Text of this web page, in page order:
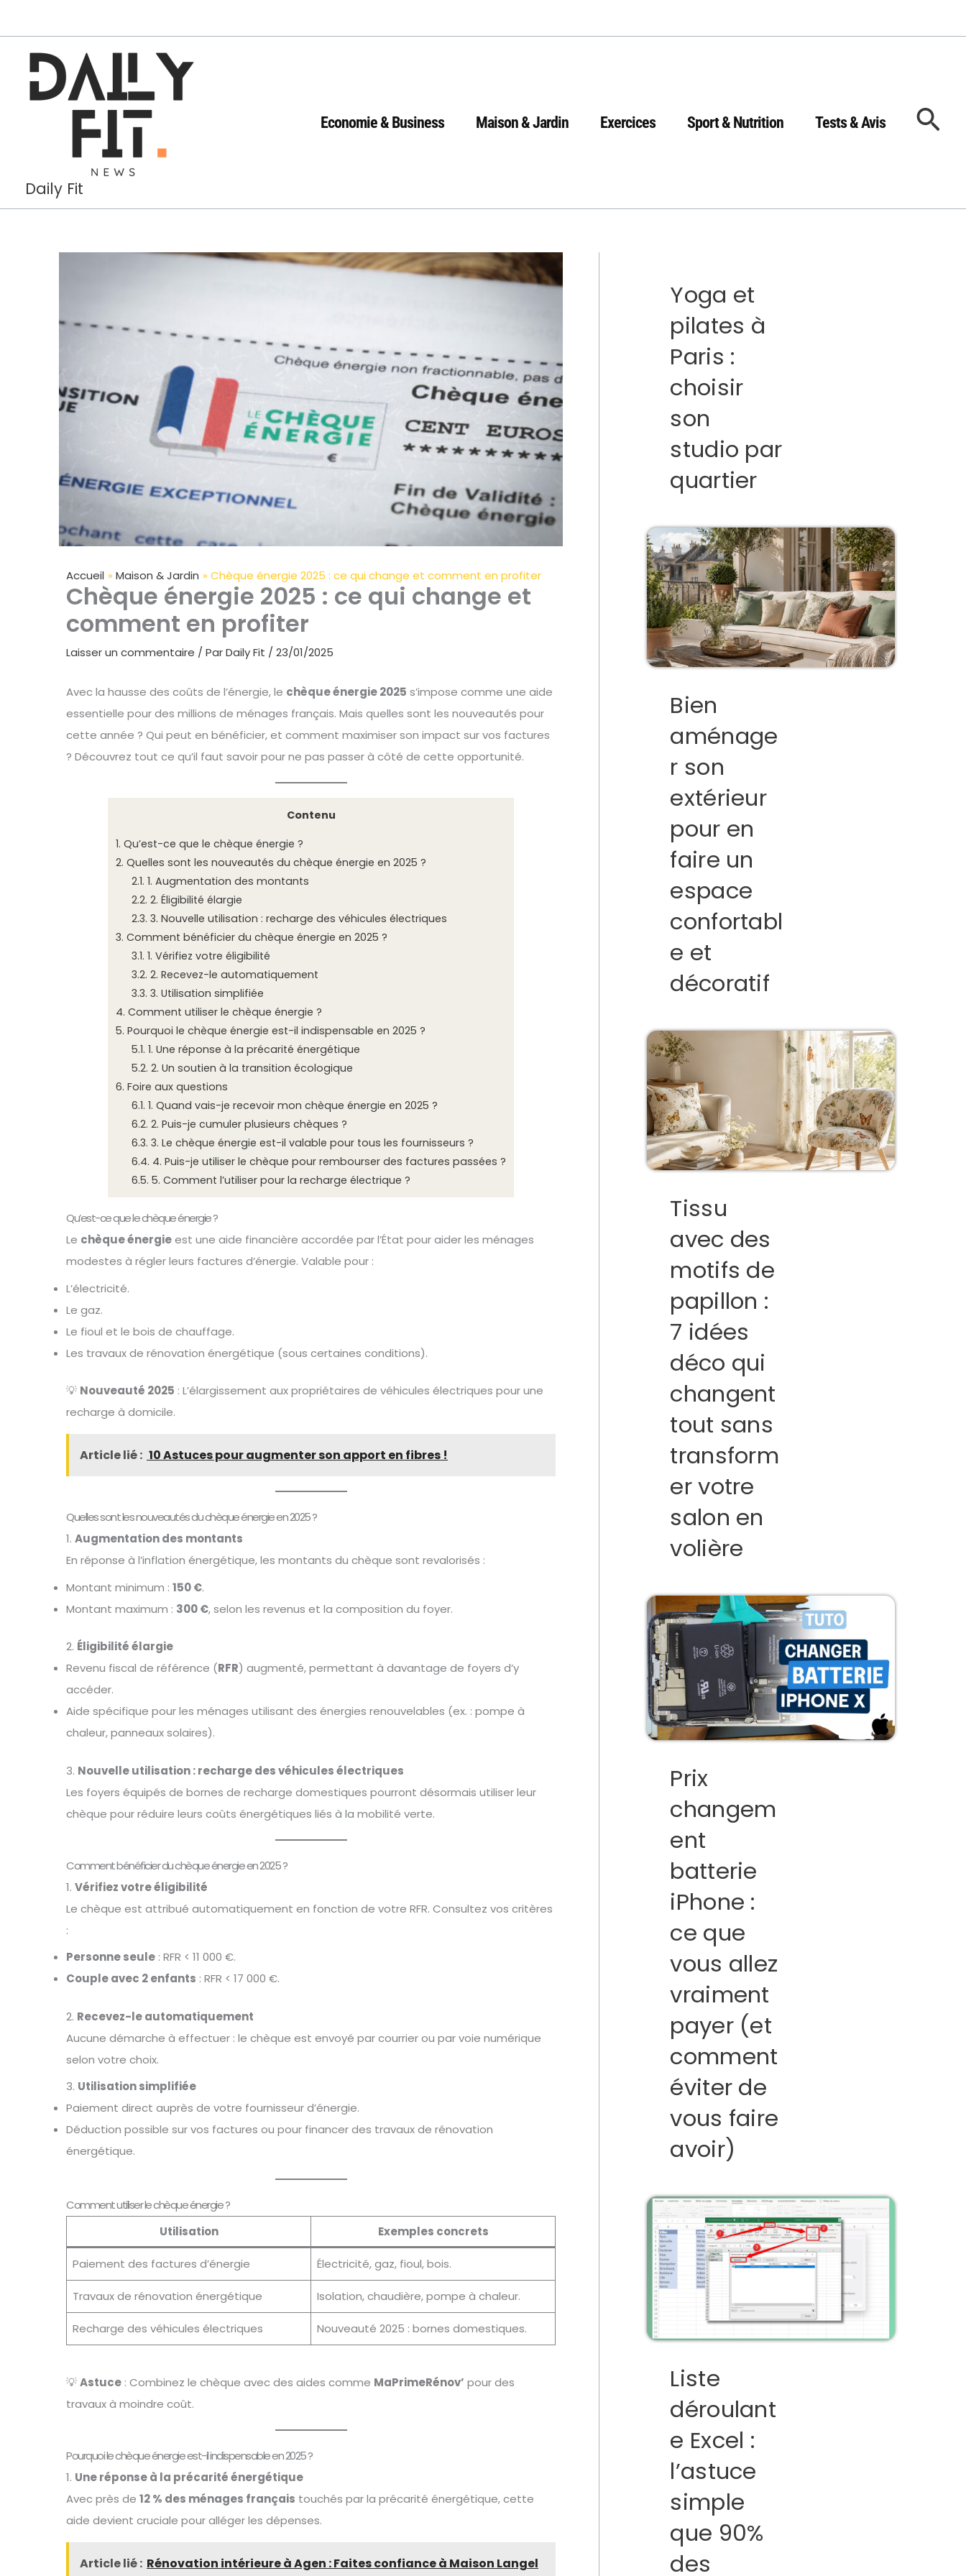
Daily Fit
Economie & Business Maison & Jardin Exercices Sport & Nutrition Tests & Avis
Accueil Maison & Jardin Chèque énergie 2025 : ce qui change et comment en profiter
Chèque énergie 2025 : ce qui change et
comment en profiter
Laisser un commentaire / ParDaily Fit / 23/01/2025
Avec la hausse des coûts de l’énergie, le chèque énergie 2025 s’impose comme une aide
essentielle pour des millions de ménages français. Mais quelles sont les nouveautés pour
cette année ? Qui peut en bénéficier, et comment maximiser son impact sur vos factures
? Découvrez tout ce qu’il faut savoir pour ne pas passer à côté de cette opportunité.
Contenu
1. Qu’est-ce que le chèque énergie ?
2. Quelles sont les nouveautés du chèque énergie en 2025 ?
2.1. 1. Augmentation des montants
2.2. 2. Éligibilité élargie
2.3. 3. Nouvelle utilisation : recharge des véhicules électriques
3. Comment bénéficier du chèque énergie en 2025 ?
3.1. 1. Vérifiez votre éligibilité
3.2. 2. Recevez-le automatiquement
3.3. 3. Utilisation simplifiée
4. Comment utiliser le chèque énergie ?
5. Pourquoi le chèque énergie est-il indispensable en 2025 ?
5.1. 1. Une réponse à la précarité énergétique
5.2. 2. Un soutien à la transition écologique
6. Foire aux questions
6.1. 1. Quand vais-je recevoir mon chèque énergie en 2025 ?
6.2. 2. Puis-je cumuler plusieurs chèques ?
6.3. 3. Le chèque énergie est-il valable pour tous les fournisseurs ?
6.4. 4. Puis-je utiliser le chèque pour rembourser des factures passées ?
6.5. 5. Comment l’utiliser pour la recharge électrique ?
Qu’est-ce que le chèque énergie ?
Le chèque énergieest une aide financière accordée par l’État pour aider les ménages
modestes à régler leurs factures d’énergie. Valable pour :
L’électricité.
Le gaz.
Le fioul et le bois de chauffage.
Les travaux de rénovation énergétique (sous certaines conditions).
💡 Nouveauté 2025 : L’élargissement aux propriétaires de véhicules électriques pour une
recharge à domicile.
Article lié : 10 Astuces pour augmenter son apport en fibres !
Quelles sont les nouveautés du chèque énergie en 2025 ?
1. Augmentation des montants
En réponse à l’inflation énergétique, les montants du chèque sont revalorisés :
Montant minimum : 150 €.
Montant maximum : 300 €, selon les revenus et la composition du foyer.
2. Éligibilité élargie
Revenu fiscal de référence (RFR) augmenté, permettant à davantage de foyers d’y
accéder.
Aide spécifique pour les ménages utilisant des énergies renouvelables (ex. : pompe à
chaleur, panneaux solaires).
3. Nouvelle utilisation : recharge des véhicules électriques
Les foyers équipés de bornes de recharge domestiques pourront désormais utiliser leur
chèque pour réduire leurs coûts énergétiques liés à la mobilité verte.
Comment bénéficier du chèque énergie en 2025 ?
1. Vérifiez votre éligibilité
Le chèque est attribué automatiquement en fonction de votre RFR. Consultez vos critères
:
Personne seule : RFR < 11 000 €.
Couple avec 2 enfants : RFR < 17 000 €.
2. Recevez-le automatiquement
Aucune démarche à effectuer : le chèque est envoyé par courrier ou par voie numérique
selon votre choix.
3. Utilisation simplifiée
Paiement direct auprès de votre fournisseur d’énergie.
Déduction possible sur vos factures ou pour financer des travaux de rénovation
énergétique.
Comment utiliser le chèque énergie ?
Utilisation
Exemples concrets
Paiement des factures d’énergie Électricité, gaz, fioul, bois.
Travaux de rénovation énergétique Isolation, chaudière, pompe à chaleur.
Recharge des véhicules électriques Nouveauté 2025 : bornes domestiques.
💡Astuce : Combinez le chèque avec des aides comme MaPrimeRénov’ pour des
travaux à moindre coût.
Pourquoi le chèque énergie est-il indispensable en 2025 ?
1. Une réponse à la précarité énergétique
Avec près de 12 % des ménages français touchés par la précarité énergétique, cette
aide devient cruciale pour alléger les dépenses.
Article lié : Rénovation intérieure à Agen : Faites confiance à Maison Langel
Yoga et
pilates à
Paris :
choisir
son
studio par
quartier
Bien
aménage
r son
extérieur
pour en
faire un
espace
confortabl
e et
décoratif
Tissu
avec des
motifs de
papillon :
7 idées
déco qui
changent
tout sans
transform
er votre
salon en
volière
Prix
changem
ent
batterie
iPhone :
ce que
vous allez
vraiment
payer (et
comment
éviter de
vous faire
avoir)
Liste
déroulant
e Excel :
l’astuce
simple
que 90%
des